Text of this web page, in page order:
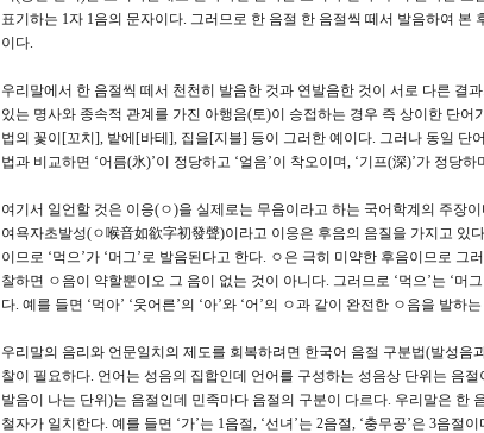
표기하는 1자 1음의 문자이다. 그러므로 한 음절 한 음절씩 떼서 발음하여 본
이다.
우리말에서 한 음절씩 떼서 천천히 발음한 것과 연발음한 것이 서로 다른 결
있는 명사와 종속적 관계를 가진 아행음(토)이 승접하는 경우 즉 상이한 단
법의 꽃이[꼬치], 밭에[바테], 집을[지블] 등이 그러한 예이다. 그러나 동일 단
법과 비교하면 ‘어름(氷)’이 정당하고 ‘얼음’이 착오이며, ‘기프(深)’가 정당
여기서 일언할 것은 이응(ㅇ)을 실제로는 무음이라고 하는 국어학계의 주장
여욕자초발성(ㅇ喉音如欲字初發聲)이라고 이응은 후음의 음질을 가지고 있
이므로 ‘먹으’가 ‘머그’로 발음된다고 한다. ㅇ은 극히 미약한 후음이므로
찰하면 ㅇ음이 약할뿐이오 그 음이 없는 것이 아니다. 그러므로 ‘먹으’는 ‘머
다. 예를 들면 ‘먹아’ ‘웃어른’의 ‘아’와 ‘어’의 ㅇ과 같이 완전한 ㅇ음을 발하
우리말의 음리와 언문일치의 제도를 회복하려면 한국어 음절 구분법(발성음
찰이 필요하다. 언어는 성음의 집합인데 언어를 구성하는 성음상 단위는 음
발음이 나는 단위)는 음절인데 민족마다 음절의 구분이 다르다. 우리말은 한
철자가 일치한다. 예를 들면 ‘가’는 1음절, ‘선녀’는 2음절, ‘충무공’은 3음